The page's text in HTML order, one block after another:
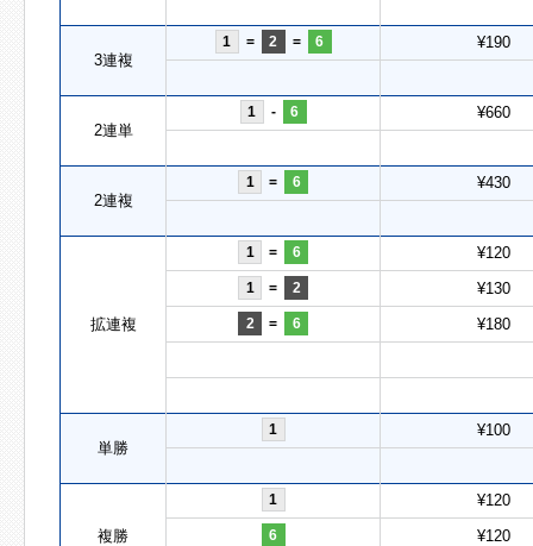
3連複
1 = 2 = 6 ¥190
2連単
1 - 6 ¥660
2連複
1 = 6 ¥430
拡連複
1 = 6 ¥120
1 = 2 ¥130
2 = 6 ¥180
単勝
1 ¥100
複勝
1 ¥120
6 ¥120